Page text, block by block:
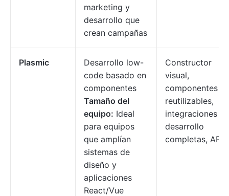
marketing y
desarrollo que
crean campañas
Plasmic
Desarrollo low-
code basado en
componentes
Tamaño del
equipo: Ideal
para equipos
que amplían
sistemas de
diseño y
aplicaciones
React/Vue
Constructor
visual,
componentes
reutilizables,
integraciones de
desarrollo
completas, API.